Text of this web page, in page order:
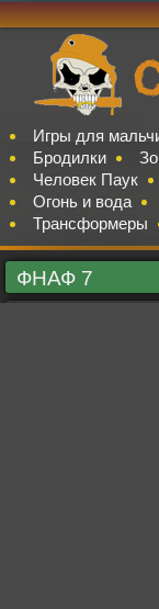
Игры для
Бродилки
Человек Паук
Огонь и вода
Трансформеры
ФНАФ 7